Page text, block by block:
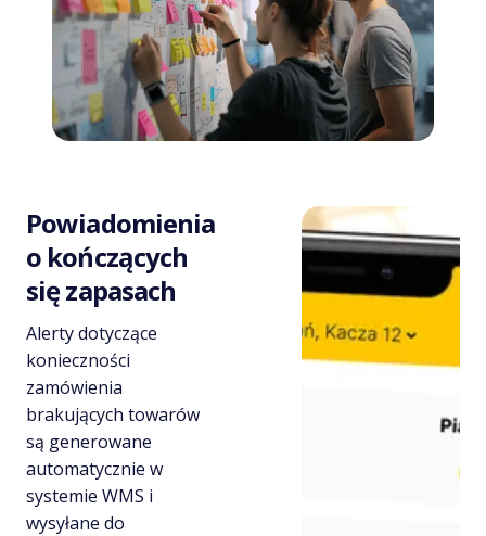
Powiadomienia
o kończących
się zapasach
Alerty dotyczące
konieczności
zamówienia
brakujących towarów
są generowane
automatycznie w
systemie WMS i
wysyłane do